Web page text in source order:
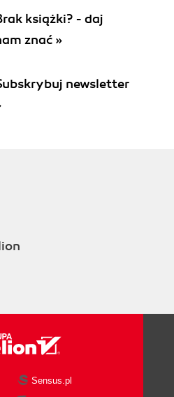
książki? - daj
znać »
newsletter
Sensus.pl